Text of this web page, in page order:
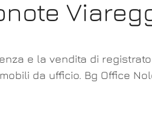
e la vendita di
da ufficio. Bg Office